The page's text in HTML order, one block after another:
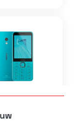
4G (2024)